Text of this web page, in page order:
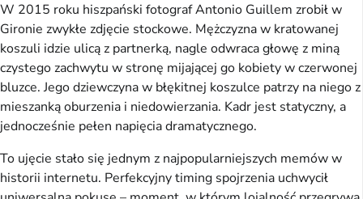
W 2015 roku hiszpański fotograf Antonio Guillem zrobił w
Gironie zwykłe zdjęcie stockowe. Mężczyzna w kratowanej
koszuli idzie ulicą z partnerką, nagle odwraca głowę z miną
czystego zachwytu w stronę mijającej go kobiety w czerwonej
bluzce. Jego dziewczyna w błękitnej koszulce patrzy na niego z
mieszanką oburzenia i niedowierzania. Kadr jest statyczny, a
jednocześnie pełen napięcia dramatycznego.
To ujęcie stało się jednym z najpopularniejszych memów w
historii internetu. Perfekcyjny timing spojrzenia uchwycił